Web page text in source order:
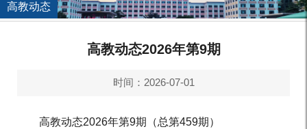
高教动态
高教动态2026年第9期
时间：2026-07-01
高教动态2026年第9期（总第459期）